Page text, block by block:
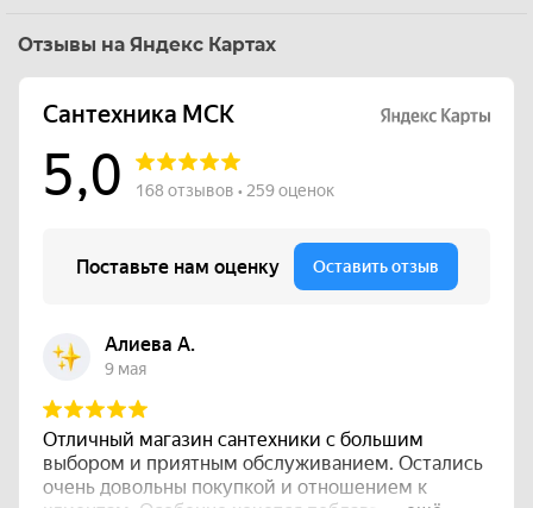
Отзывы на Яндекс Картах